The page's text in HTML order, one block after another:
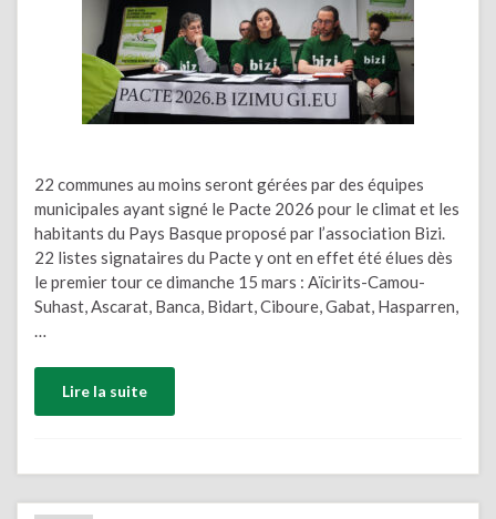
22 communes au moins seront gérées par des équipes
municipales ayant signé le Pacte 2026 pour le climat et les
habitants du Pays Basque proposé par l’association Bizi.
22 listes signataires du Pacte y ont en effet été élues dès
le premier tour ce dimanche 15 mars : Aïcirits-Camou-
Suhast, Ascarat, Banca, Bidart, Ciboure, Gabat, Hasparren,
Lire la suite